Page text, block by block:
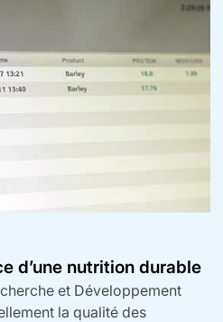
d’une nutrition durable
et Développement
la qualité des